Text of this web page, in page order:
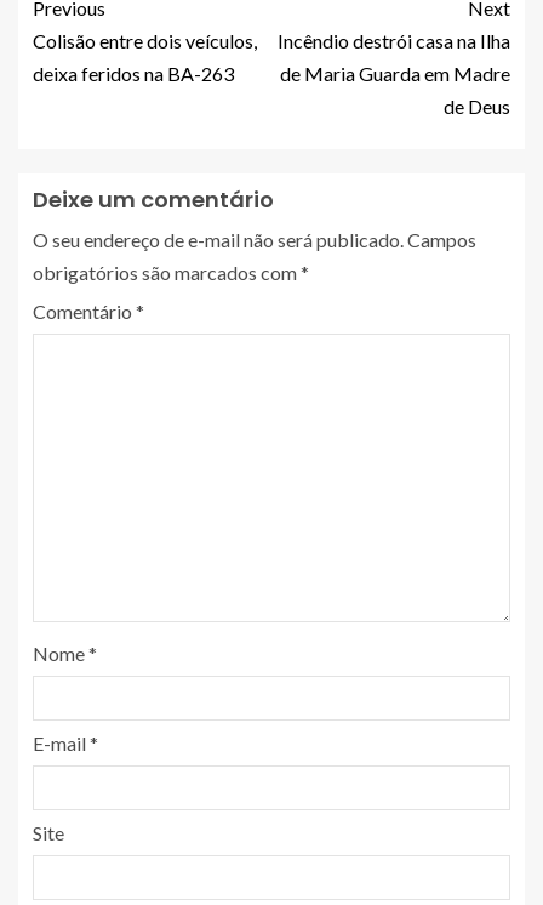
Previous
Colisão entre dois veículos,
deixa feridos na BA-263
Next
Incêndio destrói casa na Ilha
de Maria Guarda em Madre
de Deus
Deixe um comentário
O seu endereço de e-mail não será publicado.Campos
obrigatórios são marcados com*
Comentário *
Nome*
E-mail*
Site